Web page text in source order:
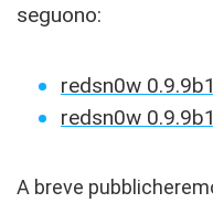
seguono:
redsn0w
redsn0w
A breve